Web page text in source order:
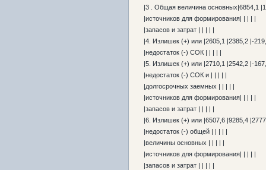
|3 . Общая величина основных|6854,1
|источников для формирования| | | | |
|запасов и затрат | | | | |
|4. Излишек (+) или |2605,1 |2385,2 |-
|недостаток (-) СОК | | | | |
|5. Излишек (+) или |2710,1 |2542,2 |-
|недостаток (-) СОК и | | | | |
|долгосрочных заемных | | | | |
|источников для формирования| | | | |
|запасов и затрат | | | | |
|6. Излишек (+) или |6507,6 |9285,4
|недостаток (-) общей | | | | |
|величины основных | | | | |
|источников для формирования| | | | |
|запасов и затрат | | | | |